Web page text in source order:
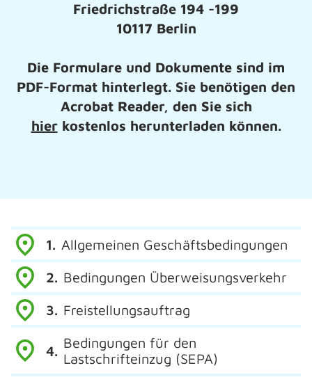
Friedrichstraße 194 -199
10117 Berlin
Die Formulare und Dokumente sind im
PDF-Format hinterlegt. Sie benötigen den
Acrobat Reader, den Sie sich
hierkostenlos herunterladen können.
Allgemeinen Geschäftsbedingungen
Bedingungen Überweisungsverkehr
Freistellungsauftrag
Bedingungen für den
Lastschrifteinzug (SEPA)